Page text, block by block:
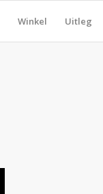
Winkel Uitleg